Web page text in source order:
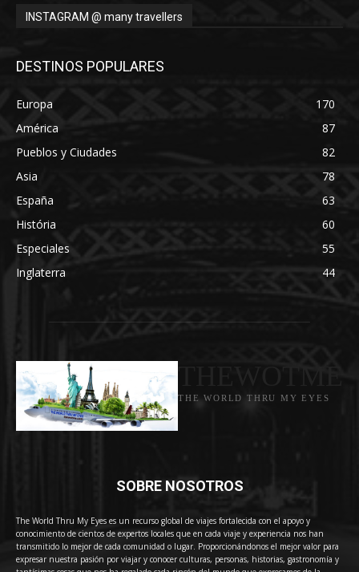
INSTAGRAM @ many travellers
DESTINOS POPULARES
Europa
170
América
87
Pueblos y Ciudades
82
Asia
78
España
63
História
60
Especiales
55
Inglaterra
44
THE WORLD THRU MY EYES
SOBRE NOSOTROS
The World Thru My Eyes es un recurso global de viajes fortalecida con el apoyo y
conocimiento de cientos de expertos locales que en cada viaje y experiencia nos han
transmitido lo mejor de cada comunidad o lugar. Proporcionándonos el mejor valor para
expresar nuestra pasión por viajar y conocer culturas, personas, historias, gastronomía y